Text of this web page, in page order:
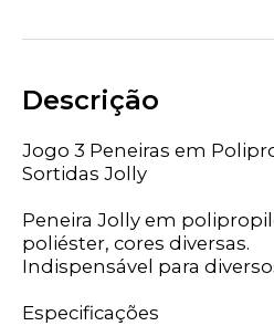
Descrição
Jogo 3 Peneiras em
Sortidas Jolly
Peneira Jolly em
poliéster, cores diversas.
Indispensável para
Especificações